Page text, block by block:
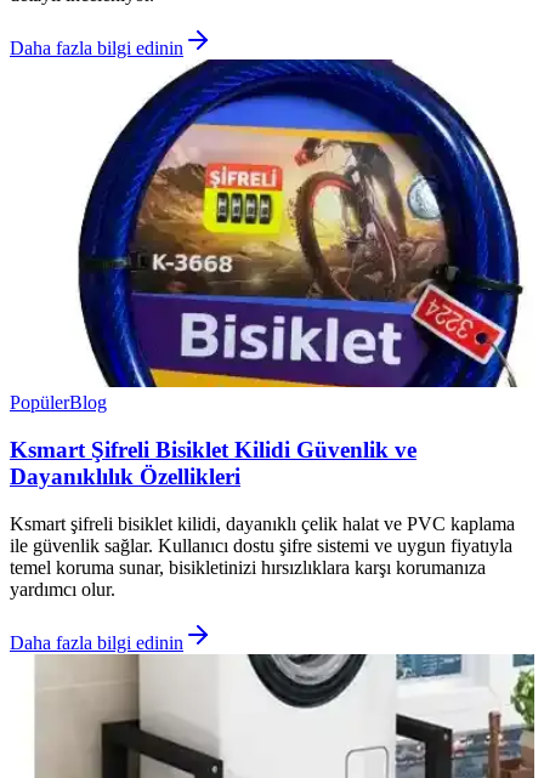
Daha fazla bilgi edinin
PopülerBlog
Ksmart Şifreli Bisiklet Kilidi Güvenlik ve
Dayanıklılık Özellikleri
Ksmart şifreli bisiklet kilidi, dayanıklı çelik halat ve PVC kaplama
ile güvenlik sağlar. Kullanıcı dostu şifre sistemi ve uygun fiyatıyla
temel koruma sunar, bisikletinizi hırsızlıklara karşı korumanıza
yardımcı olur.
Daha fazla bilgi edinin